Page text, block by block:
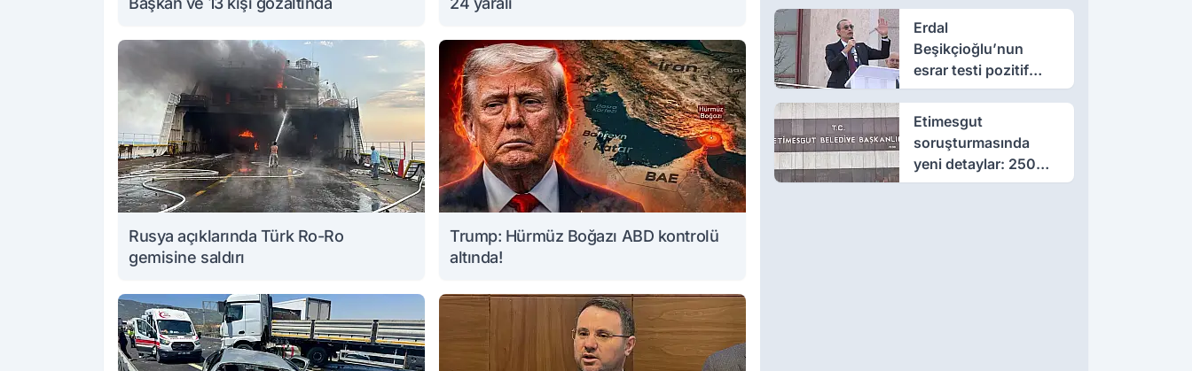
Rusya açıklarında Türk Ro-Ro
gemisine saldırı
Trump: Hürmüz Boğazı ABD kontrolü
altında!
Erdal
Beşikçioğlu’nun
esrar testi pozitif
çıktı
Etimesgut
soruşturmasında
yeni detaylar: 250
milyon liralık rüşvet